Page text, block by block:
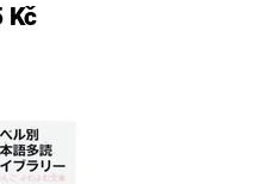
Kč